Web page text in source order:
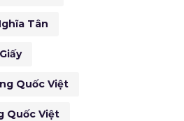
Tân
Quốc Việt
Quốc Việt